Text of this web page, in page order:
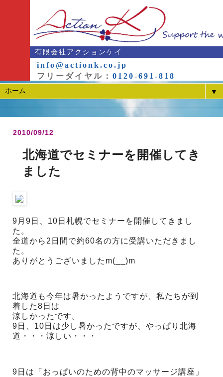
有限会社アクションケイ
info@actionk.co.jp
フリーダイヤル： 0120-691-818
▼
2010/09/12
北海道でセミナーを開催してき
ました
9月9日、10日札幌でセミナーを開催してきまし
た。
全道から2日間で約60名の方に受講いただきまし
た。
ありがとうございましたm(__)m
北海道も今年は暑かったようですが、私たちが到
着した8日は
涼しかったです。
9日、10日は少し暑かったですが、やっぱり北海
道・・・涼しい・・・
9日は「おっぱいのための背中のマッサージ講座」